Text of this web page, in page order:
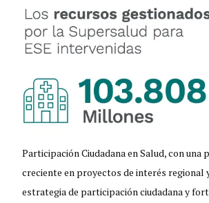
Participación Ciudadana en Salud, con una
creciente en proyectos de interés regional
estrategia de participación ciudadana y